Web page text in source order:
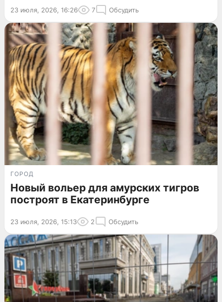
23 июля, 2026, 16:26 7 Обсудить
ГОРОД
Новый вольер для амурских тигров
построят в Екатеринбурге
23 июля, 2026, 15:13 2 Обсудить